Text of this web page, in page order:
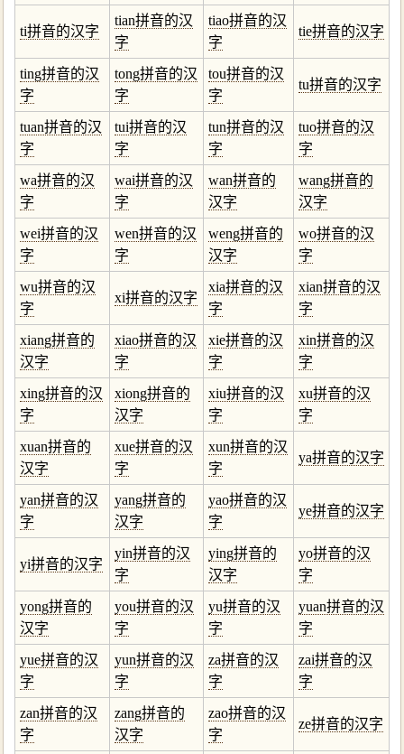
ti拼音的汉字
tian拼音的汉
字
tiao拼音的汉
字
tie拼音的汉字
ting拼音的汉
字
tong拼音的汉
字
tou拼音的汉
字
tu拼音的汉字
tuan拼音的汉
字
tui拼音的汉
字
tun拼音的汉
字
tuo拼音的汉
字
wa拼音的汉
字
wai拼音的汉
字
wan拼音的
汉字
wang拼音的
汉字
wei拼音的汉
字
wen拼音的汉
字
weng拼音的
汉字
wo拼音的汉
字
wu拼音的汉
字
xi拼音的汉字
xia拼音的汉
字
xian拼音的汉
字
xiang拼音的
汉字
xiao拼音的汉
字
xie拼音的汉
字
xin拼音的汉
字
xing拼音的汉
字
xiong拼音的
汉字
xiu拼音的汉
字
xu拼音的汉
字
xuan拼音的
汉字
xue拼音的汉
字
xun拼音的汉
字
ya拼音的汉字
yan拼音的汉
字
yang拼音的
汉字
yao拼音的汉
字
ye拼音的汉字
yi拼音的汉字
yin拼音的汉
字
ying拼音的
汉字
yo拼音的汉
字
yong拼音的
汉字
you拼音的汉
字
yu拼音的汉
字
yuan拼音的汉
字
yue拼音的汉
字
yun拼音的汉
字
za拼音的汉
字
zai拼音的汉
字
zan拼音的汉
字
zang拼音的
汉字
zao拼音的汉
字
ze拼音的汉字